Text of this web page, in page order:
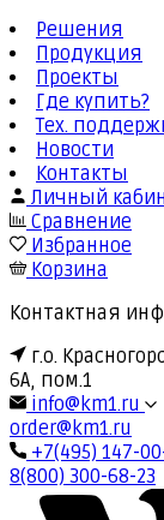
Решения
Продукция
Проекты
Где купить?
Тех.
Новости
Контакты
Личный
Сравнение
Избранное
Корзина
Контактная
г.о.
6А, пом.1
info@km1.ru
order@km1.ru
+7(495) 147-
8(800) 300-68-23